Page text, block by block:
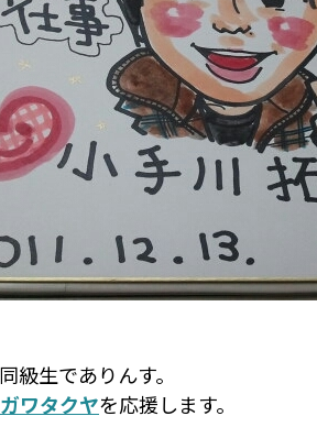
級生でありんす。
ワタクヤを応援します。